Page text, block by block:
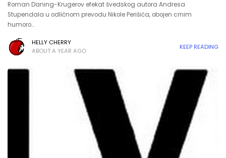
Roman Daning-Krugerov efekat švedskog autora Andresa
Stupendala u odličnom prevodu Nikole Perišića, obojen crnim
humoro…
HELLY CHERRY
ABOUT A YEAR AGO
KEEP READING